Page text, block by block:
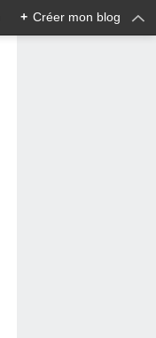
+ Créer mon blog